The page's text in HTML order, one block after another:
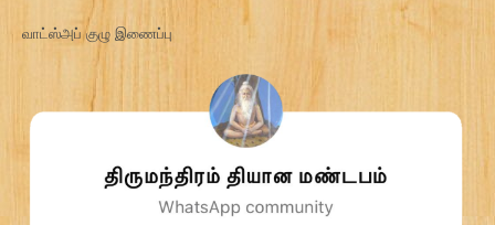
வாட்ஸ்அப் குழு இணைப்பு